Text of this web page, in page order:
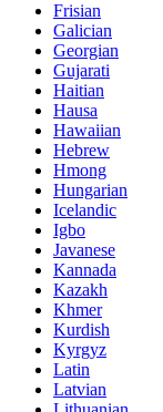
Frisian
Galician
Georgian
Gujarati
Haitian
Hausa
Hawaiian
Hebrew
Hmong
Hungarian
Icelandic
Igbo
Javanese
Kannada
Kazakh
Khmer
Kurdish
Kyrgyz
Latin
Latvian